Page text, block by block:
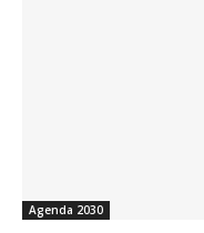
Agenda 2030